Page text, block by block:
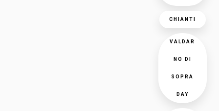
CHIANTI
VALDAR
NO DI
SOPRA
DAY